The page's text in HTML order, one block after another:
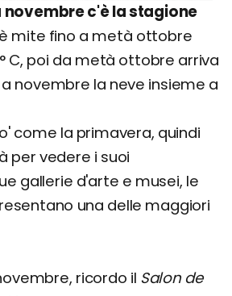
novembre c'è la stagione
mite fino a metà ottobre
C, poi da metà ottobre arriva
novembre la neve insieme a
come la primavera, quindi
per vedere i suoi
gallerie d'arte e musei, le
una delle maggiori
ricordo il Salon de